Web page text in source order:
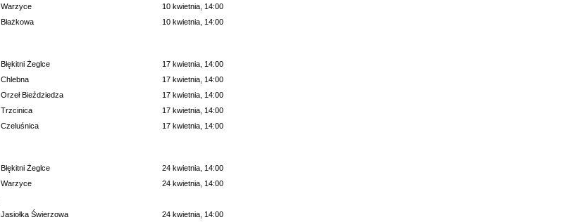
Warzyce
10 kwietnia, 14:00
Błażkowa 10 kwietnia, 14:00
Błękitni Żeglce
17 kwietnia, 14:00
Chlebna
17 kwietnia, 14:00
Orzeł Bieździedza
17 kwietnia, 14:00
Trzcinica
17 kwietnia, 14:00
Czeluśnica 17 kwietnia, 14:00
Błękitni Żeglce
24 kwietnia, 14:00
Warzyce 24 kwietnia, 14:00
Jasiołka Świerzowa
24 kwietnia, 14:00